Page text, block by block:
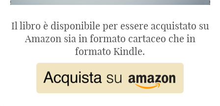
Il libro è disponibile per essere acquistato su
Amazon sia in formato cartaceo che in
formato Kindle.